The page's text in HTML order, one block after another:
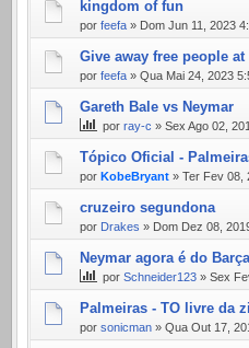
kingdom of fun
por feefa » Dom Jun 11, 2023
Give away free people at
por feefa » Qua Mai 24, 2023
Gareth Bale vs Neymar
por ray-c » Sex Ago 02,
Tópico Oficial -
por KobeBryant » Ter Fev 08,
cruzeiro segundona
por Drakes » Dom Dez 08,
Neymar agora é do
por Schneider123 » Sex
Palmeiras - TO livre da
por sonicman » Qua Out 17,